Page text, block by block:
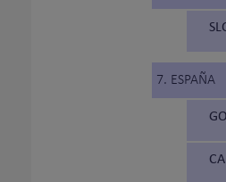
7. ESPAÑA